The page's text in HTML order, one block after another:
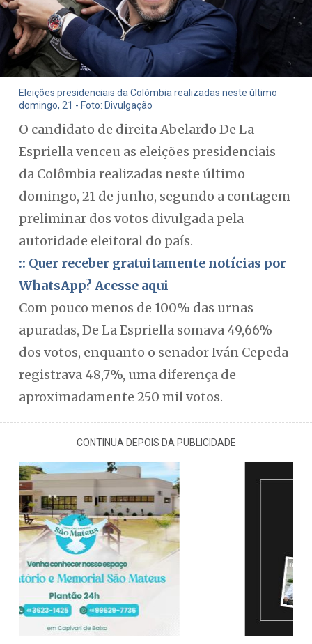
Eleições presidenciais da Colômbia realizadas neste último
domingo, 21 - Foto: Divulgação
O candidato de direita Abelardo De La
Espriella venceu as eleições presidenciais
da Colômbia realizadas neste último
domingo, 21 de junho, segundo a contagem
preliminar dos votos divulgada pela
autoridade eleitoral do país.
:: Quer receber gratuitamente notícias por
WhatsApp? Acesse aqui
Com pouco menos de 100% das urnas
apuradas, De La Espriella somava 49,66%
dos votos, enquanto o senador Iván Cepeda
registrava 48,7%, uma diferença de
aproximadamente 250 mil votos.
CONTINUA DEPOIS DA PUBLICIDADE